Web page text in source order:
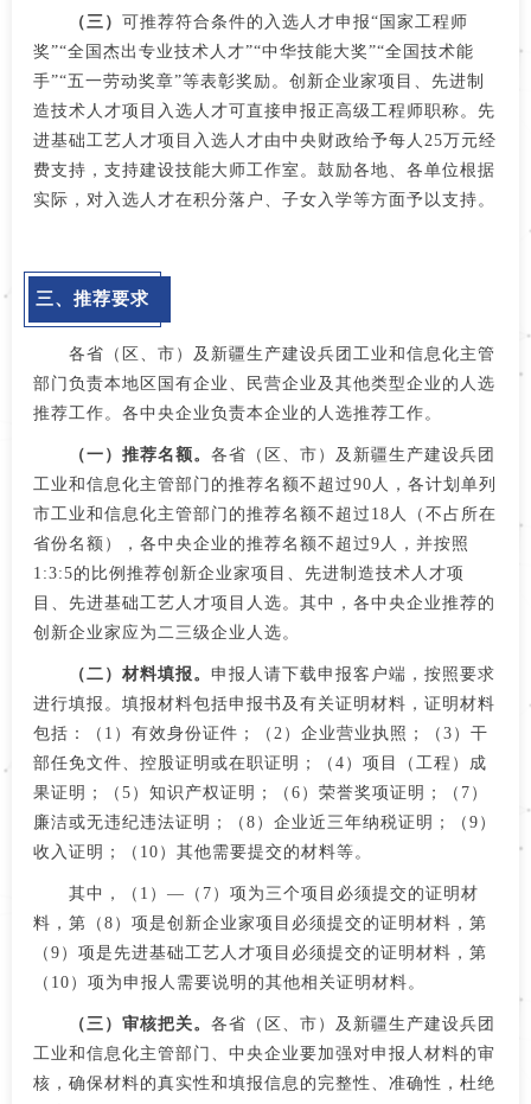
（三） 可推荐符合条件的入选人才申报“国家工程师
奖”“全国杰出专业技术人才”“中华技能大奖”“全国技术能
手”“五一劳动奖章”等表彰奖励。创新企业家项目、先进制
造技术人才项目入选人才可直接申报正高级工程师职称。先
进基础工艺人才项目入选人才由中央财政给予每人25万元经
费支持，支持建设技能大师工作室。鼓励各地、各单位根据
实际，对入选人才在积分落户、子女入学等方面予以支持。
三、推荐要求
各省（区、市）及新疆生产建设兵团工业和信息化主管
部门负责本地区国有企业、民营企业及其他类型企业的人选
推荐工作。各中央企业负责本企业的人选推荐工作。
（一）推荐名额。 各省（区、市）及新疆生产建设兵团
工业和信息化主管部门的推荐名额不超过90人，各计划单列
市工业和信息化主管部门的推荐名额不超过18人（不占所在
省份名额），各中央企业的推荐名额不超过9人，并按照
1:3:5的比例推荐创新企业家项目、先进制造技术人才项
目、先进基础工艺人才项目人选。其中，各中央企业推荐的
创新企业家应为二三级企业人选。
（二）材料填报。 申报人请下载申报客户端，按照要求
进行填报。填报材料包括申报书及有关证明材料，证明材料
包括：（1）有效身份证件；（2）企业营业执照；（3）干
部任免文件、控股证明或在职证明；（4）项目（工程）成
果证明；（5）知识产权证明；（6）荣誉奖项证明；（7）
廉洁或无违纪违法证明；（8）企业近三年纳税证明；（9）
收入证明；（10）其他需要提交的材料等。
其中，（1）—（7）项为三个项目必须提交的证明材
料，第（8）项是创新企业家项目必须提交的证明材料，第
（9）项是先进基础工艺人才项目必须提交的证明材料，第
（10）项为申报人需要说明的其他相关证明材料。
（三）审核把关。 各省（区、市）及新疆生产建设兵团
工业和信息化主管部门、中央企业要加强对申报人材料的审
核，确保材料的真实性和填报信息的完整性、准确性，杜绝